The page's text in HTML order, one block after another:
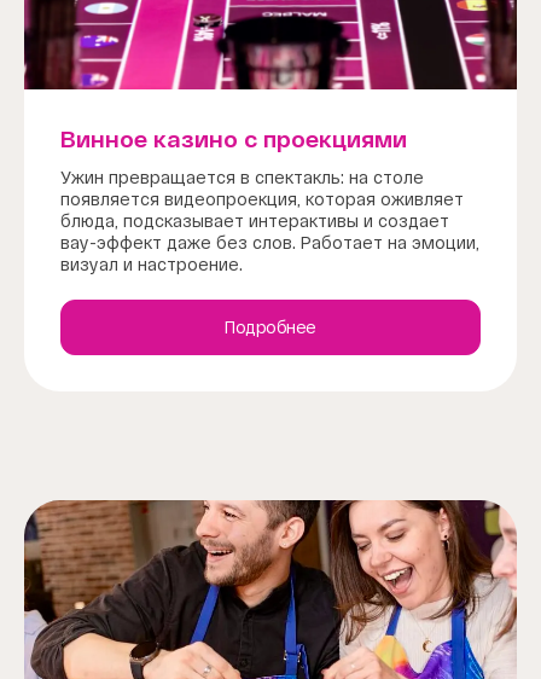
Винное казино с проекциями
Ужин превращается в спектакль: на столе
появляется видеопроекция, которая оживляет
блюда, подсказывает интерактивы и создает
вау-эффект даже без слов. Работает на эмоции,
визуал и настроение.
Подробнее